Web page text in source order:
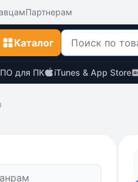
Партнерам
Каталог
ПО для ПК iTunes & App Store